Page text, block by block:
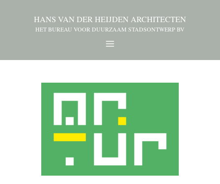
HANS VAN DER HEIJDEN ARCHITECTEN
HET BUREAU VOOR DUURZAAM STADSONTWERP BV